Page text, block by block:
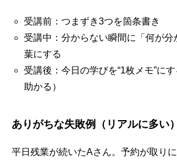
受講前：つまずき3つを箇条書き
受講中：分からない瞬間に「何が分
葉にする
受講後：今日の学びを“1枚メモ”に
助かる）
ありがちな失敗例（リアルに多い）
平日残業が続いたAさん。予約が取り